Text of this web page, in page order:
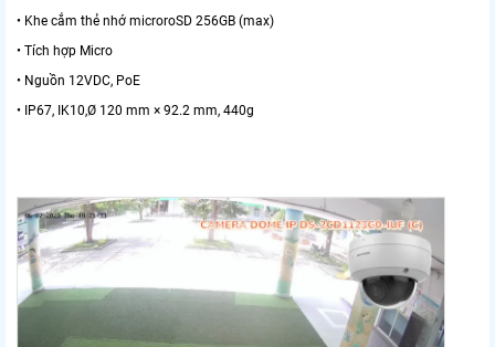
• Khe cắm thẻ nhớ microroSD 256GB (max)
• Tích hợp Micro
• Nguồn 12VDC, PoE
• IP67, IK10,Ø 120 mm × 92.2 mm, 440g